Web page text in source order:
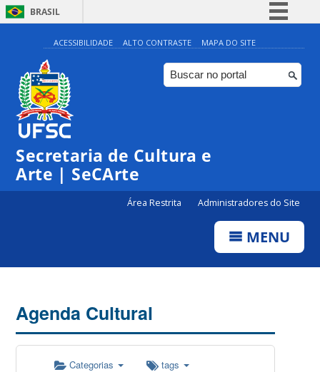
BRASIL
Simplifique!
Comunica BR
Participe
ACESSIBILIDADE ALTO CONTRASTE MAPA DO SITE
Secretaria de Cultura e
Arte | SeCArte
Área Restrita Administradores do Site
MENU
Agenda Cultural
Categorias tags